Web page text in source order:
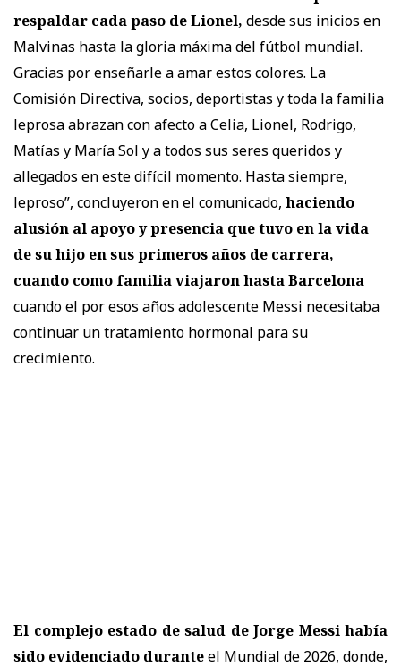
respaldar cada paso de Lionel, desde sus inicios en
Malvinas hasta la gloria máxima del fútbol mundial.
Gracias por enseñarle a amar estos colores. La
Comisión Directiva, socios, deportistas y toda la familia
leprosa abrazan con afecto a Celia, Lionel, Rodrigo,
Matías y María Sol y a todos sus seres queridos y
allegados en este difícil momento. Hasta siempre,
leproso”, concluyeron en el comunicado, haciendo
alusión al apoyo y presencia que tuvo en la vida
de su hijo en sus primeros años de carrera,
cuando como familia viajaron hasta Barcelona
cuando el por esos años adolescente Messi necesitaba
continuar un tratamiento hormonal para su
crecimiento.
El complejo estado de salud de Jorge Messi había
sido evidenciado duranteel Mundial de 2026, donde,